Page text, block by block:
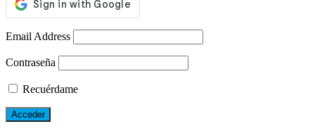
Email Address
Contraseña
Recuérdame